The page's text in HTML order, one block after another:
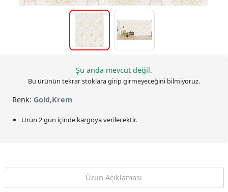
Şu anda mevcut değil.
Bu ürünün tekrar stoklara girip girmeyeceğini bilmiyoruz.
Renk: Gold,Krem
Ürün 2 gün içinde kargoya verilecektir.
Ürün Açıklaması